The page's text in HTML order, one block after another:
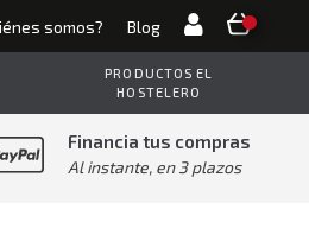
somos? Blog
PRODUCTOS EL
HOSTELERO
Financia tus compras
Al instante, en 3 plazos